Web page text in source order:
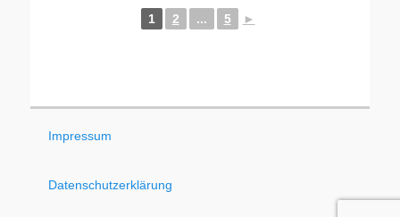
1 2 ... 5 ►
Impressum
Datenschutzerklärung